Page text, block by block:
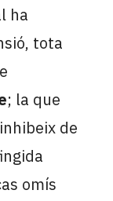
ha
tota
; la que
de
omís